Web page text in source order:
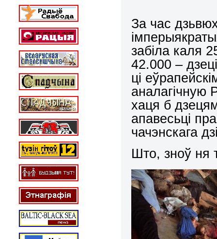
За час
забіла каля
42.000 –
ці
аналагічную
хаця б
апавесьці
чачэнскага
Што, зноў ня